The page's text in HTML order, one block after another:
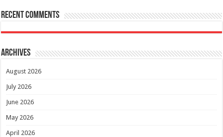
Recent Comments
Archives
August 2026
July 2026
June 2026
May 2026
April 2026